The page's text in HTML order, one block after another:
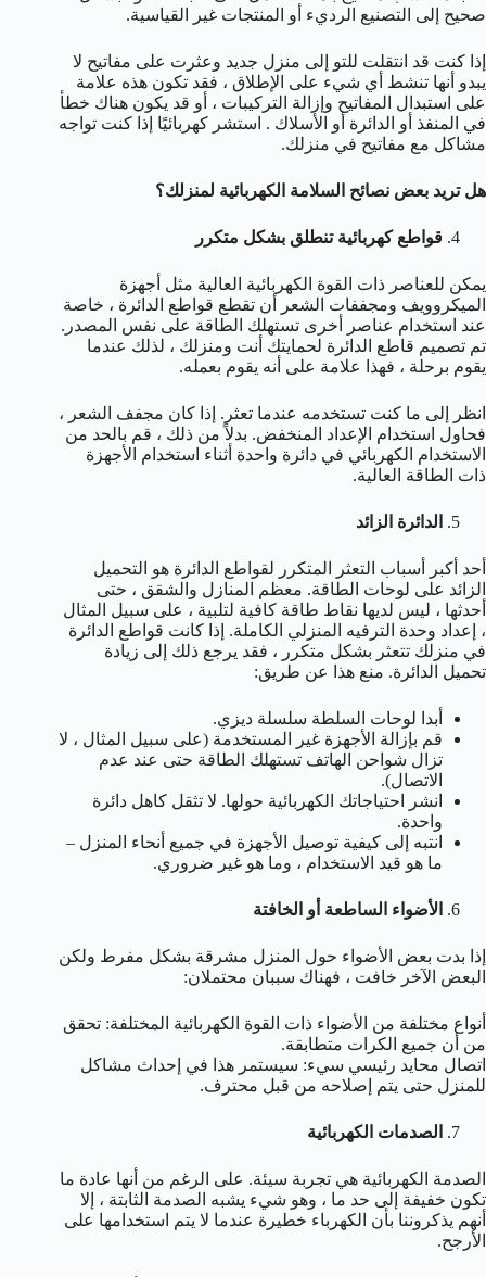
صحيح إلى التصنيع الرديء أو المنتجات غير القياسية.
إذا كنت قد انتقلت للتو إلى منزل جديد وعثرت على مفاتيح لا
يبدو أنها تنشط أي شيء على الإطلاق ، فقد تكون هذه علامة
على استبدال المفاتيح وإزالة التركيبات ، أو قد يكون هناك خطأ
في المنفذ أو الدائرة أو الأسلاك . استشر كهربائيًا إذا كنت تواجه
مشاكل مع مفاتيح في منزلك.
هل تريد بعض نصائح السلامة الكهربائية لمنزلك؟
قواطع كهربائية تنطلق بشكل متكرر
يمكن للعناصر ذات القوة الكهربائية العالية مثل أجهزة
الميكروويف ومجففات الشعر أن تقطع قواطع الدائرة ، خاصة
عند استخدام عناصر أخرى تستهلك الطاقة على نفس المصدر.
تم تصميم قاطع الدائرة لحمايتك أنت ومنزلك ، لذلك عندما
يقوم برحلة ، فهذا علامة على أنه يقوم بعمله.
انظر إلى ما كنت تستخدمه عندما تعثر. إذا كان مجفف الشعر ،
فحاول استخدام الإعداد المنخفض. بدلاً من ذلك ، قم بالحد من
الاستخدام الكهربائي في دائرة واحدة أثناء استخدام الأجهزة
ذات الطاقة العالية.
الدائرة الزائد
أحد أكبر أسباب التعثر المتكرر لقواطع الدائرة هو التحميل
الزائد على لوحات الطاقة. معظم المنازل والشقق ، حتى
أحدثها ، ليس لديها نقاط طاقة كافية لتلبية ، على سبيل المثال
، إعداد وحدة الترفيه المنزلي الكاملة. إذا كانت قواطع الدائرة
في منزلك تتعثر بشكل متكرر ، فقد يرجع ذلك إلى زيادة
تحميل الدائرة. منع هذا عن طريق:
أبدا لوحات السلطة سلسلة ديزي.
قم بإزالة الأجهزة غير المستخدمة (على سبيل المثال ، لا
تزال شواحن الهاتف تستهلك الطاقة حتى عند عدم
الاتصال).
انشر احتياجاتك الكهربائية حولها. لا تثقل كاهل دائرة
واحدة.
انتبه إلى كيفية توصيل الأجهزة في جميع أنحاء المنزل –
ما هو قيد الاستخدام ، وما هو غير ضروري.
الأضواء الساطعة أو الخافتة
إذا بدت بعض الأضواء حول المنزل مشرقة بشكل مفرط ولكن
البعض الآخر خافت ، فهناك سببان محتملان:
أنواع مختلفة من الأضواء ذات القوة الكهربائية المختلفة: تحقق
من أن جميع الكرات متطابقة.
اتصال محايد رئيسي سيء: سيستمر هذا في إحداث مشاكل
للمنزل حتى يتم إصلاحه من قبل محترف.
الصدمات الكهربائية
الصدمة الكهربائية هي تجربة سيئة. على الرغم من أنها عادة ما
تكون خفيفة إلى حد ما ، وهو شيء يشبه الصدمة الثابتة ، إلا
أنهم يذكروننا بأن الكهرباء خطيرة عندما لا يتم استخدامها على
الأرجح.